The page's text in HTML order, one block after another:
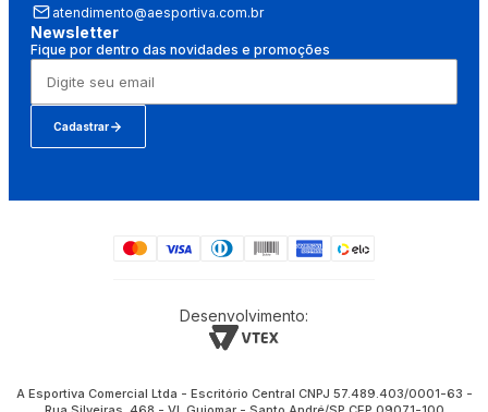
atendimento@aesportiva.com.br
Newsletter
Fique por dentro das novidades e promoções
Cadastrar
Desenvolvimento:
A Esportiva Comercial Ltda - Escritório Central CNPJ 57.489.403/0001-63 -